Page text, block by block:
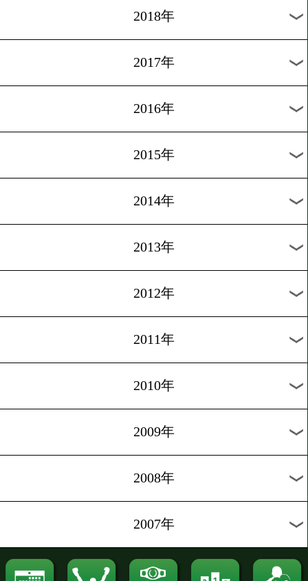
2025年
2024年
2023年
2022年
2021年
2020年
2018年
2017年
2016年